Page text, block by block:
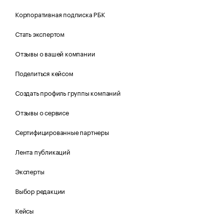
Корпоративная подписка РБК
Стать экспертом
Отзывы о вашей компании
Поделиться кейсом
Создать профиль группы компаний
Отзывы о сервисе
Сертифицированные партнеры
Лента публикаций
Эксперты
Выбор редакции
Кейсы